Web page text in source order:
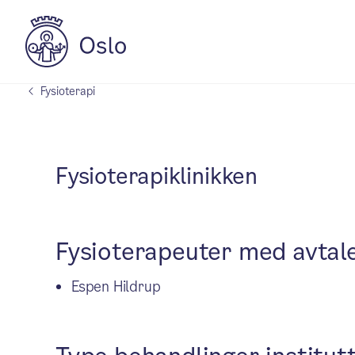
Fysioterapi
Fysioterapiklinikken
Fysioterapeuter med
Espen Hildrup